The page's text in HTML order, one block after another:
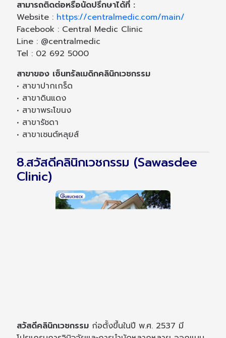
สามารถติดต่อหรือนัดปรึกษาได้ที่ :
Website : https://centralmedic.com/main/
Facebook : Central Medic Clinic
Line : @centralmedic
Tel : 02 692 5000
สาขาของ เซ็นทรัลเมดิกคลินิกเวชกรรม
• สาขาปากเกร็ด
• สาขาดินแดง
• สาขาพระโขนง
• สาขารัชดา
• สาขาเซนต์หลุยส์
8.สวัสดีคลินิกเวชกรรม (Sawasdee
Clinic)
สวัสดีคลินิกเวชกรรม ก่อตั้งขึ้นในปี พ.ศ. 2537 มี